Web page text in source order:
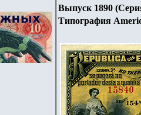
Выпуск 1890
Типография